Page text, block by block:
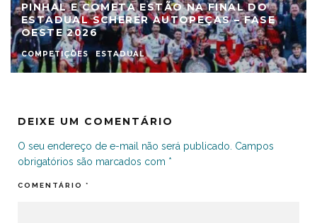
PINHAL E COMETA ESTÃO NA FINAL DO
ESTADUAL SCHERER AUTOPEÇAS – FASE
OESTE 2026
COMPETIÇÕES ESTADUAL
DEIXE UM COMENTÁRIO
O seu endereço de e-mail não será publicado. Campos
obrigatórios são marcados com *
COMENTÁRIO *